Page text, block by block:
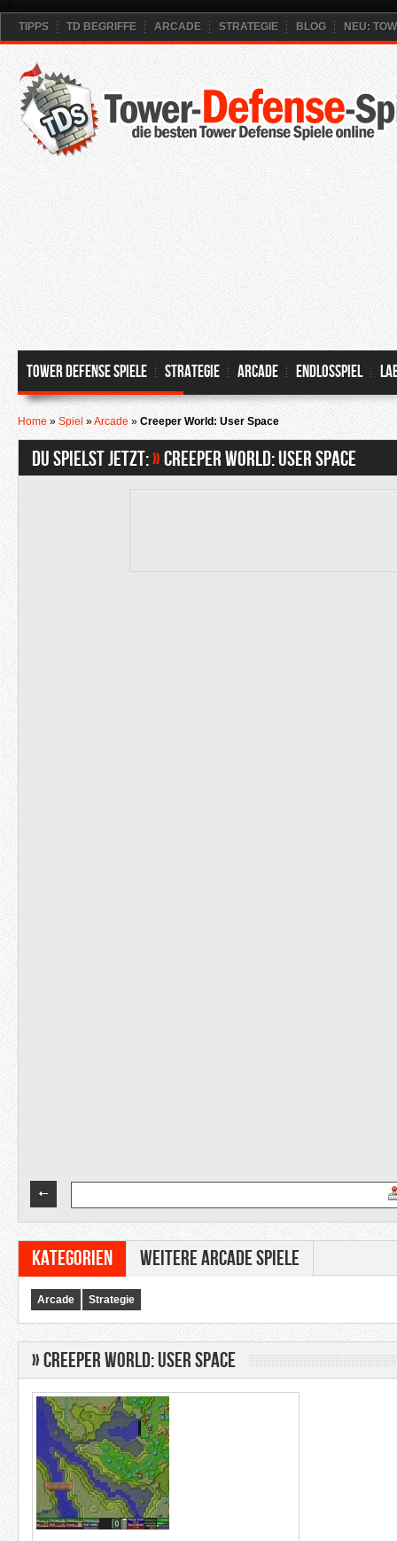
TIPPS
TD BEGRIFFE ARCADE STRATEGIE BLOG NEU:
Tower Defense Spiele Strategie Arcade Endlosspiel
Home»Spiel»Arcade»Creeper World: User Space
Du spielst jetzt:»Creeper World: User Space
Kategorien Weitere Arcade Spiele
Arcade Strategie
» Creeper World: User Space